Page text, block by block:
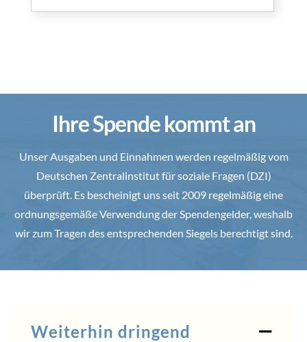
Ihre Spende kommt an
Unser Ausgaben und Einnahmen werden regelmäßig vom
Deutschen Zentralinstitut für soziale Fragen (DZI)
überprüft. Es bescheinigt uns seit 2009 regelmäßig eine
ordnungsgemäße Verwendung der Spendengelder, weshalb
wir zum Tragen des entsprechenden Siegels berechtigt sind.
Weiterhin dringend